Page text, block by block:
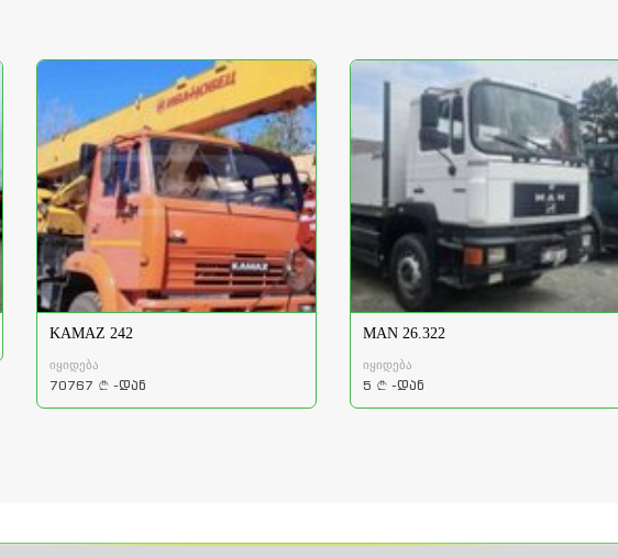
KAMAZ 242
იყიდება
70767 a -დან
MAN 26.322
იყიდება
5 a -დან